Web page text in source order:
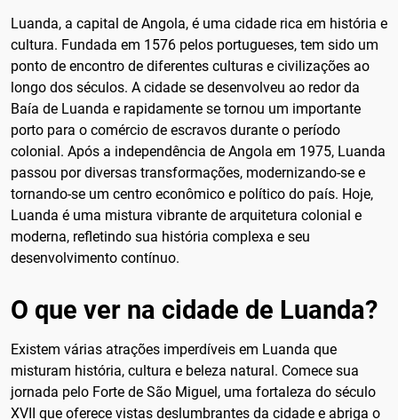
Luanda, a capital de Angola, é uma cidade rica em história e
cultura. Fundada em 1576 pelos portugueses, tem sido um
ponto de encontro de diferentes culturas e civilizações ao
longo dos séculos. A cidade se desenvolveu ao redor da
Baía de Luanda e rapidamente se tornou um importante
porto para o comércio de escravos durante o período
colonial. Após a independência de Angola em 1975, Luanda
passou por diversas transformações, modernizando-se e
tornando-se um centro econômico e político do país. Hoje,
Luanda é uma mistura vibrante de arquitetura colonial e
moderna, refletindo sua história complexa e seu
desenvolvimento contínuo.
O que ver na cidade de Luanda?
Existem várias atrações imperdíveis em Luanda que
misturam história, cultura e beleza natural. Comece sua
jornada pelo Forte de São Miguel, uma fortaleza do século
XVII que oferece vistas deslumbrantes da cidade e abriga o